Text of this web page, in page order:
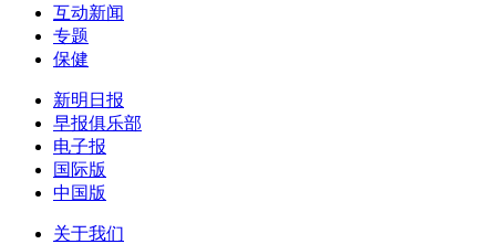
互动新闻
专题
保健
新明日报
早报俱乐部
电子报
国际版
中国版
关于我们